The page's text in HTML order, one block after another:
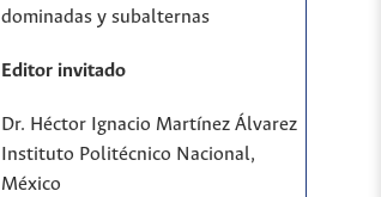
dominadas y subalternas
Editor invitado
Dr. Héctor Ignacio Martínez Álvarez
Instituto Politécnico Nacional,
México